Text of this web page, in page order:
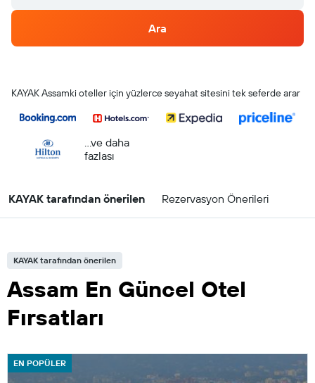
Ara
KAYAK Assamki oteller için yüzlerce seyahat sitesini tek seferde arar
...ve daha
fazlası
KAYAK tarafından önerilen Rezervasyon Önerileri
KAYAK tarafından önerilen
Assam En Güncel Otel
Fırsatları
EN POPÜLER